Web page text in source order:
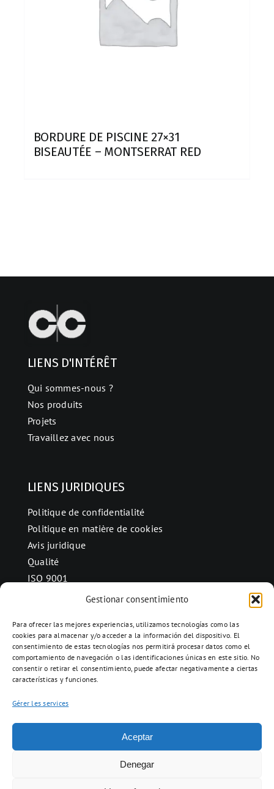
Gestionar consentimiento
Para ofrecer las mejores experiencias, utilizamos tecnologías como las
cookies para almacenar y/o acceder a la información del dispositivo. El
consentimiento de estas tecnologías nos permitirá procesar datos como el
comportamiento de navegación o las identificaciones únicas en este sitio. No
consentir o retirar el consentimiento, puede afectar negativamente a ciertas
características y funciones.
Gérer les services
Aceptar
Denegar
BORDURE DE PISCINE 27×31
BISEAUTÉE – MONTSERRAT RED
LIENS D'INTÉRÊT
Qui sommes-nous ?
Nos produits
Projets
Travaillez avec nous
LIENS JURIDIQUES
Politique de confidentialité
Politique en matière de cookies
Avis juridique
Qualité
ISO 9001
CONTACT
Ctra. Folquer a Jorba km.38,2,
08280 Calaf, Barcelona
938 69 82 50
info@ceramicascalaf.com